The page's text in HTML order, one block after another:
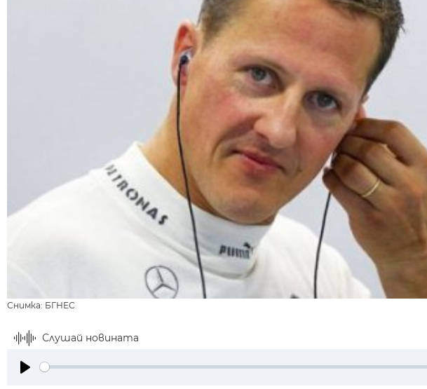
Снимка: БГНЕС
Слушай новината